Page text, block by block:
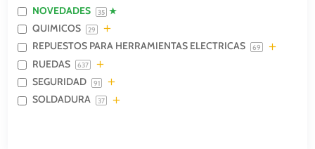
NOVEDADES 35
QUIMICOS 29
REPUESTOS PARA HERRAMIENTAS ELECTRICAS 69
RUEDAS 637
SEGURIDAD 91
SOLDADURA 37